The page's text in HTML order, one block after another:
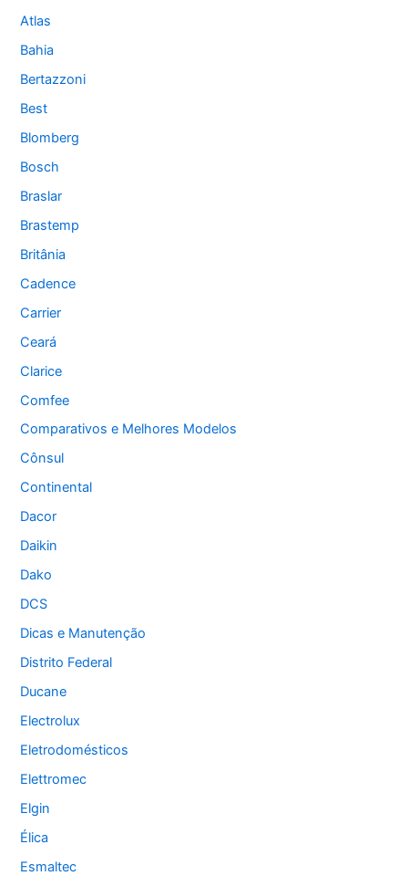
Atlas
Bahia
Bertazzoni
Best
Blomberg
Bosch
Braslar
Brastemp
Britânia
Cadence
Carrier
Ceará
Clarice
Comfee
Comparativos e Melhores Modelos
Cônsul
Continental
Dacor
Daikin
Dako
DCS
Dicas e Manutenção
Distrito Federal
Ducane
Electrolux
Eletrodomésticos
Elettromec
Elgin
Élica
Esmaltec